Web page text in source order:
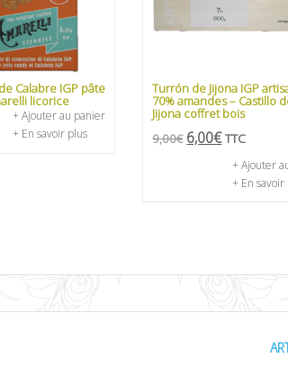
Calabre IGP pâte
licorice
+ Ajouter au panier
+ En savoir plus
Turrón de Jijona IGP
70% amandes – Castillo
Jijona coffret bois
9,00€ 6,00€ TTC
+ Ajouter
+ En savoir